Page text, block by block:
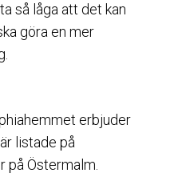
så låga att det kan
göra en mer
erbjuder
listade på
på Östermalm.